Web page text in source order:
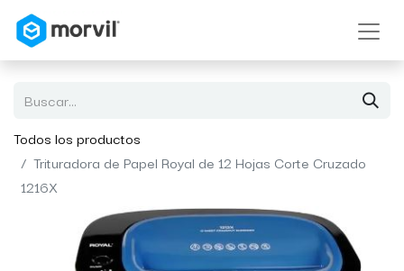
Todos los productos
Trituradora de Papel Royal de 12 Hojas Corte Cruzado
1216X